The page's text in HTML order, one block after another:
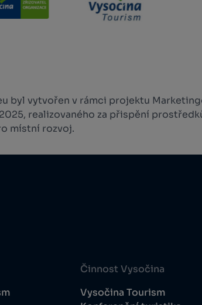
byl vytvořen v rámci projektu
realizovaného za přispění
místní rozvoj.
Činnost Vysočina
Vysočina Tourism